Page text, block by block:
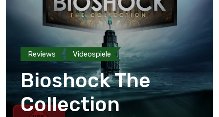
Reviews Videospiele
Bioshock The
Collection